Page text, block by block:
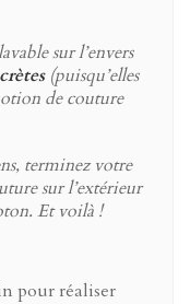
sur l’envers
(puisqu’elles
de couture
terminez votre
sur l’extérieur
Et voilà !
pour réaliser